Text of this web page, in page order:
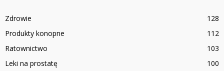
Zdrowie
128
Produkty konopne
112
Ratownictwo
103
Leki na prostatę
100